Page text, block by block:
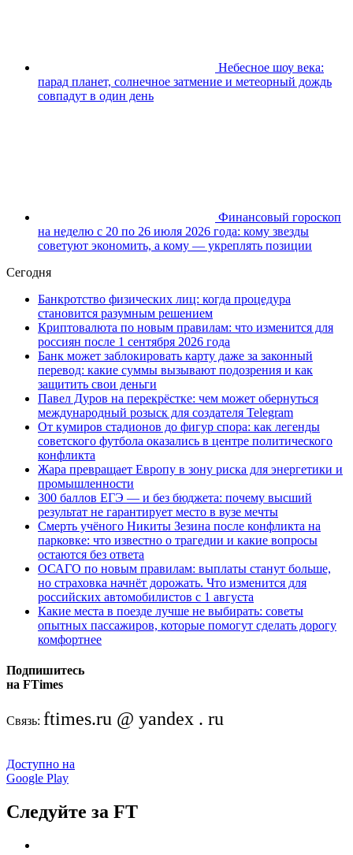
Небесное шоу века:
парад планет, солнечное затмение и метеорный дождь
совпадут в один день
Финансовый гороскоп
на неделю с 20 по 26 июля 2026 года: кому звезды
советуют экономить, а кому — укреплять позиции
Сегодня
Банкротство физических лиц: когда процедура
становится разумным решением
Криптовалюта по новым правилам: что изменится для
россиян после 1 сентября 2026 года
Банк может заблокировать карту даже за законный
перевод: какие суммы вызывают подозрения и как
защитить свои деньги
Павел Дуров на перекрёстке: чем может обернуться
международный розыск для создателя Telegram
От кумиров стадионов до фигур спора: как легенды
советского футбола оказались в центре политического
конфликта
Жара превращает Европу в зону риска для энергетики и
промышленности
300 баллов ЕГЭ — и без бюджета: почему высший
результат не гарантирует место в вузе мечты
Смерть учёного Никиты Зезина после конфликта на
парковке: что известно о трагедии и какие вопросы
остаются без ответа
ОСАГО по новым правилам: выплаты станут больше,
но страховка начнёт дорожать. Что изменится для
российских автомобилистов с 1 августа
Какие места в поезде лучше не выбирать: советы
опытных пассажиров, которые помогут сделать дорогу
комфортнее
Подпишитесь
на FTimes
Связь: ftimes.ru @ yandex . ru
Доступно на
Google Play
Следуйте за FT